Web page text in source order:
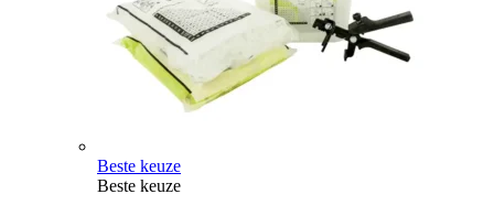
Beste keuze
Beste keuze